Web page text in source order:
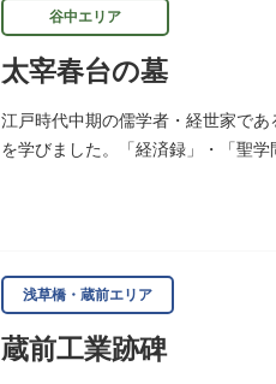
谷中エリア
太宰春台の墓
江戸時代中期の儒学者・経世家で
を学びました。「経済録」・「聖
浅草橋・蔵前エリア
蔵前工業跡碑